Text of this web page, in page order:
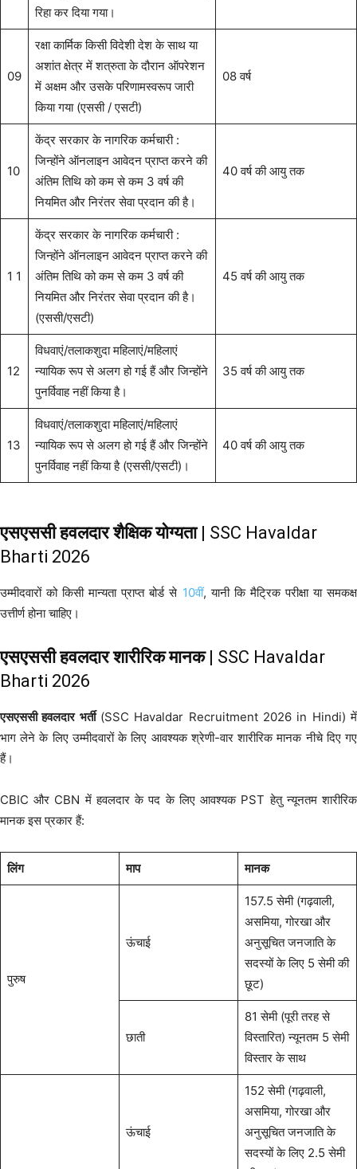
रिहा कर दिया गया।
09
रक्षा कार्मिक किसी विदेशी देश के साथ या
अशांत क्षेत्र में शत्रुता के दौरान ऑपरेशन
में अक्षम और उसके परिणामस्वरूप जारी
किया गया (एससी / एसटी)
08 वर्ष
10
केंद्र सरकार के नागरिक कर्मचारी :
जिन्होंने ऑनलाइन आवेदन प्राप्त करने की
अंतिम तिथि को कम से कम 3 वर्ष की
नियमित और निरंतर सेवा प्रदान की है।
40 वर्ष की आयु तक
1 1
केंद्र सरकार के नागरिक कर्मचारी :
जिन्होंने ऑनलाइन आवेदन प्राप्त करने की
अंतिम तिथि को कम से कम 3 वर्ष की
नियमित और निरंतर सेवा प्रदान की है।
(एससी/एसटी)
45 वर्ष की आयु तक
12
विधवाएं/तलाकशुदा महिलाएं/महिलाएं
न्यायिक रूप से अलग हो गई हैं और जिन्होंने
पुनर्विवाह नहीं किया है।
35 वर्ष की आयु तक
13
विधवाएं/तलाकशुदा महिलाएं/महिलाएं
न्यायिक रूप से अलग हो गई हैं और जिन्होंने
पुनर्विवाह नहीं किया है (एससी/एसटी)।
40 वर्ष की आयु तक
एसएससी हवलदार शैक्षिक योग्यता| SSC Havaldar
Bharti 2026
उम्मीदवारों को किसी मान्यता प्राप्त बोर्ड से 10वीं, यानी कि मैट्रिक परीक्षा या समकक्ष
उत्तीर्ण होना चाहिए।
एसएससी हवलदार शारीरिक मानक| SSC Havaldar
Bharti 2026
एसएससी हवलदार भर्ती(SSC Havaldar Recruitment 2026 in Hindi) में
भाग लेने के लिए उम्मीदवारों के लिए आवश्यक श्रेणी-वार शारीरिक मानक नीचे दिए गए
हैं।
CBIC और CBN में हवलदार के पद के लिए आवश्यक PST हेतु न्यूनतम शारीरिक
मानक इस प्रकार हैं:
लिंग माप मानक
पुरुष
ऊंचाई
157.5 सेमी (गढ़वाली,
असमिया, गोरखा और
अनुसूचित जनजाति के
सदस्यों के लिए 5 सेमी की
छूट)
छाती
81 सेमी (पूरी तरह से
विस्तारित) न्यूनतम 5 सेमी
विस्तार के साथ
ऊंचाई
152 सेमी (गढ़वाली,
असमिया, गोरखा और
अनुसूचित जनजाति के
सदस्यों के लिए 2.5 सेमी